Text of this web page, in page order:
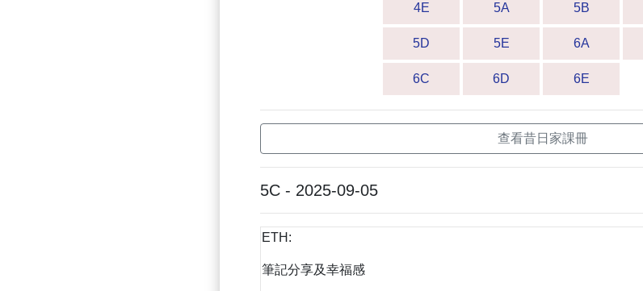
4E 5A 5B
5D 5E 6A
6C 6D 6E
查看昔日家課冊
5C - 2025-09-05
ETH:
筆記分享及幸福感